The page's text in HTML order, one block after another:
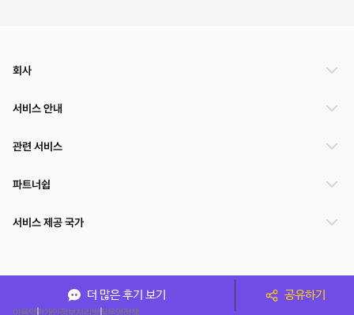
더 많은 후기 보기 공유하기
회사
서비스 안내
관련 서비스
파트너쉽
서비스 제공 국가
이용약관개인정보처리방침운영정책